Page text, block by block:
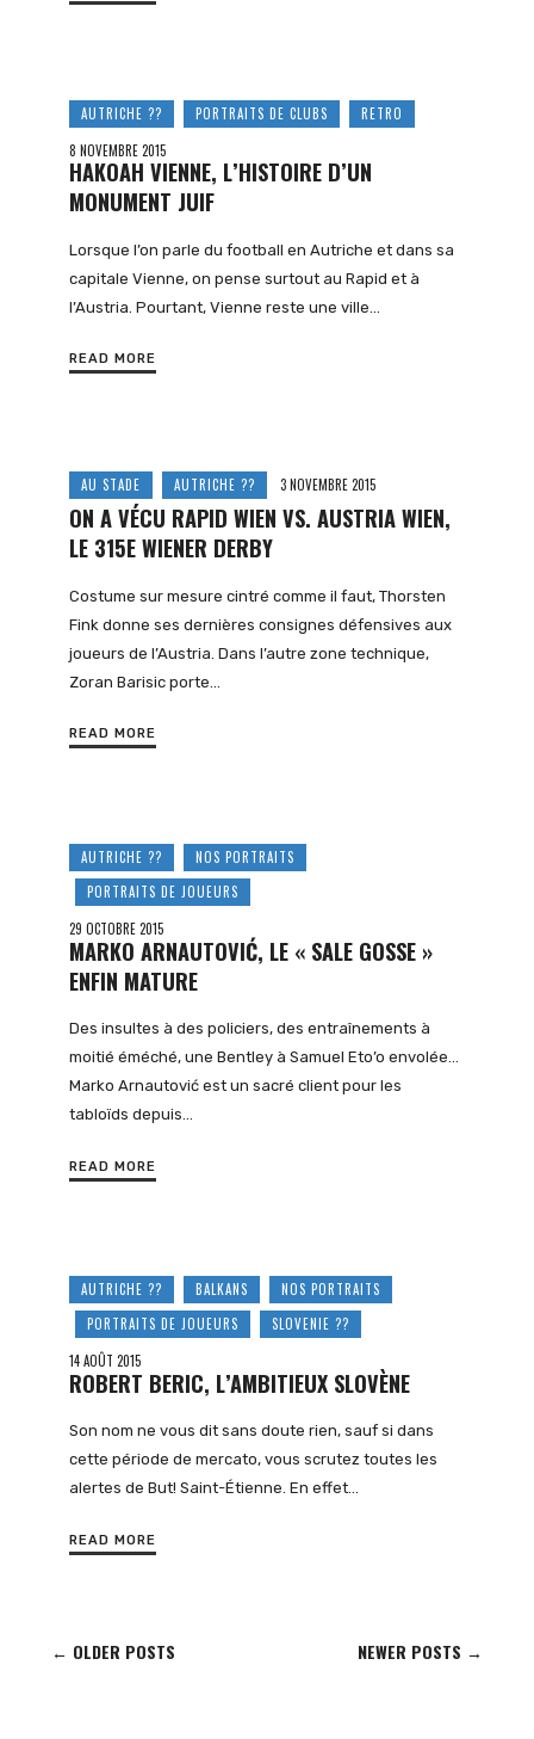
AUTRICHE ?? PORTRAITS DE CLUBS
RETRO
8 NOVEMBRE 2015
HAKOAH VIENNE, L’HISTOIRE D’UN
MONUMENT JUIF
Lorsque l’on parle du football en Autriche et dans sa
capitale Vienne, on pense surtout au Rapid et à
l’Austria. Pourtant, Vienne reste une ville…
READ MORE
AU STADE AUTRICHE ?? 3 NOVEMBRE 2015
ON A VÉCU RAPID WIEN VS. AUSTRIA WIEN,
LE 315E WIENER DERBY
Costume sur mesure cintré comme il faut, Thorsten
Fink donne ses dernières consignes défensives aux
joueurs de l’Austria. Dans l’autre zone technique,
Zoran Barisic porte…
READ MORE
AUTRICHE ??
NOS PORTRAITS
PORTRAITS DE JOUEURS
29 OCTOBRE 2015
MARKO ARNAUTOVIĆ, LE « SALE GOSSE »
ENFIN MATURE
Des insultes à des policiers, des entraînements à
moitié éméché, une Bentley à Samuel Eto’o envolée…
Marko Arnautović est un sacré client pour les
tabloïds depuis…
READ MORE
AUTRICHE ?? BALKANS
NOS PORTRAITS
PORTRAITS DE JOUEURS
SLOVENIE ??
14 AOÛT 2015
ROBERT BERIC, L’AMBITIEUX SLOVÈNE
Son nom ne vous dit sans doute rien, sauf si dans
cette période de mercato, vous scrutez toutes les
alertes de But! Saint-Étienne. En effet…
READ MORE
← OLDER POSTS NEWER POSTS →